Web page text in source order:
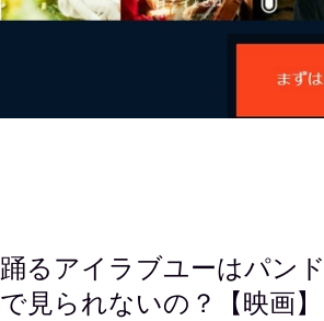
踊るアイラブユーはパン
で見られないの？【映画】